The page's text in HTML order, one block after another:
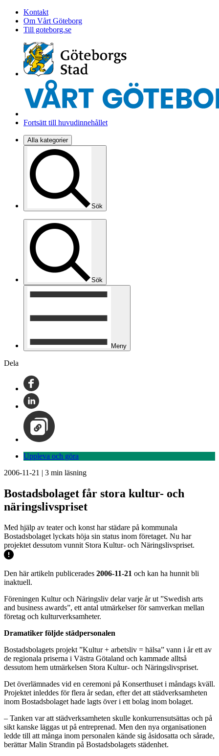
Kontakt
Om Vårt Göteborg
Till goteborg.se
Fortsätt till huvudinnehållet
Alla kategorier
Sök
Sök
Meny
Dela
Uppleva och göra
2006-11-21 | 3 min läsning
Bostadsbolaget får stora kultur- och
näringslivspriset
Med hjälp av teater och konst har städare på kommunala
Bostadsbolaget lyckats höja sin status inom företaget. Nu har
projektet dessutom vunnit Stora Kultur- och Näringslivspriset.
Den här artikeln publicerades 2006-11-21 och kan ha hunnit bli
inaktuell.
Föreningen Kultur och Näringsliv delar varje år ut ”Swedish arts
and business awards”, ett antal utmärkelser för samverkan mellan
företag och kulturverksamheter.
Dramatiker följde städpersonalen
Bostadsbolagets projekt ”Kultur + arbetsliv = hälsa” vann i år ett av
de regionala priserna i Västra Götaland och kammade alltså
dessutom hem utmärkelsen Stora Kultur- och Näringslivspriset.
Det överlämnades vid en ceremoni på Konserthuset i måndags kväll.
Projektet inleddes för flera år sedan, efter det att städverksamheten
inom Bostadsbolaget hade lagts över i ett bolag inom bolaget.
– Tanken var att städverksamheten skulle konkurrensutsättas och på
sikt kanske läggas ut på entreprenad. Men den nya organisationen
ledde till att många inom personalen kände sig åsidosatta och sårade,
berättar Malin Strandin på Bostadsbolagets städenhet.